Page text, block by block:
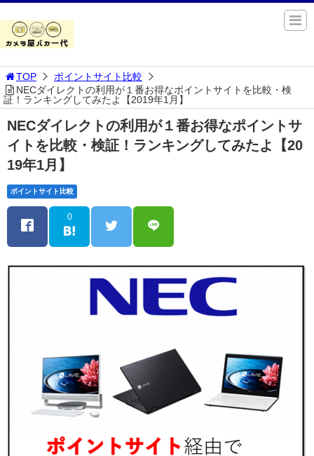
TOP
ポイントサイト比較
NECダイレクトの利用が１番お得なポイントサイトを比較・検
証！ランキングしてみたよ【2019年1月】
NECダイレクトの利用が１番お得なポイントサ
イトを比較・検証！ランキングしてみたよ【20
19年1月】
ポイントサイト比較
0